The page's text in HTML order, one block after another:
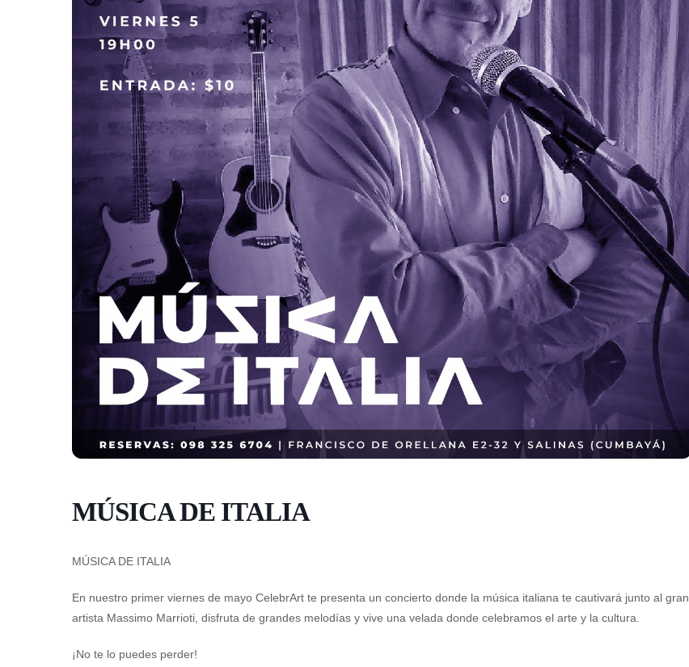
MÚSICA DE ITALIA
MÚSICA DE ITALIA
En nuestro primer viernes de mayo CelebrArt te presenta un concierto donde la música italiana te cautivará junto al gran
artista Massimo Marrioti, disfruta de grandes melodías y vive una velada donde celebramos el arte y la cultura.
¡No te lo puedes perder!